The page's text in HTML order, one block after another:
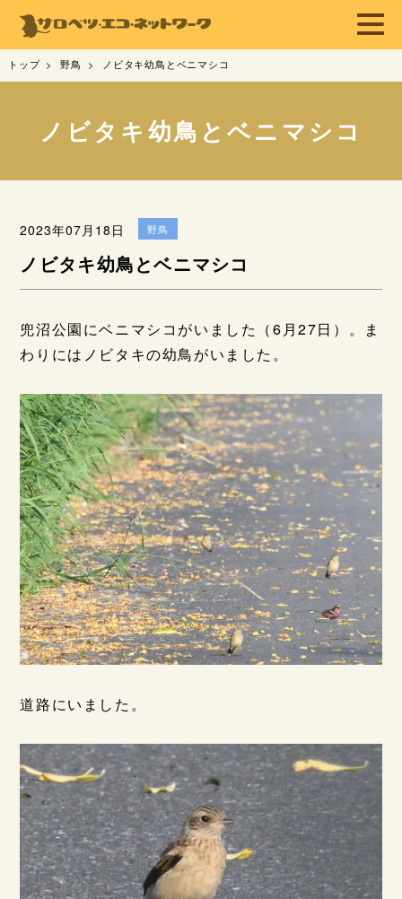
トップ 野鳥 ノビタキ幼鳥とベニマシコ
ノビタキ幼鳥とベニマシコ
2023年07月18日 野鳥
ノビタキ幼鳥とベニマシコ
兜沼公園にベニマシコがいました（6月27日）。ま
わりにはノビタキの幼鳥がいました。
道路にいました。